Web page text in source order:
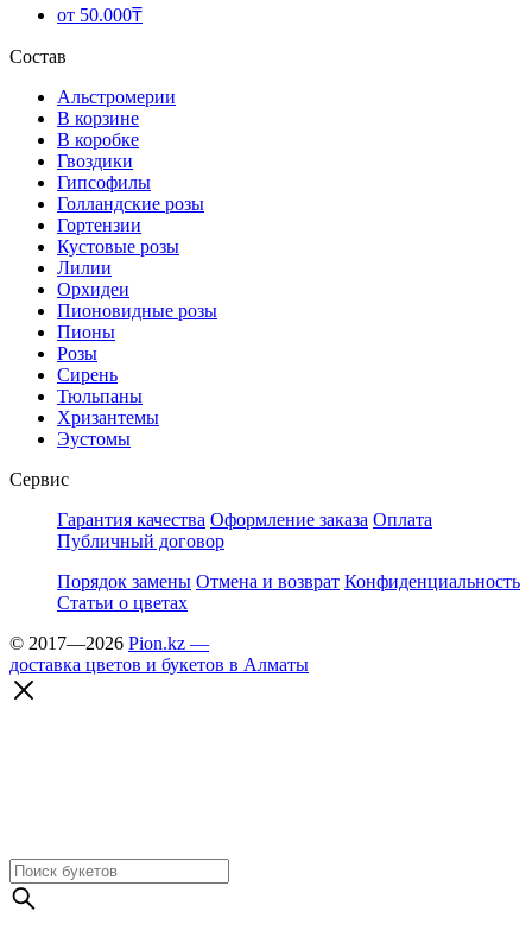
от 50.000₸
Состав
Альстромерии
В корзине
В коробке
Гвоздики
Гипсофилы
Голландские розы
Гортензии
Кустовые розы
Лилии
Орхидеи
Пионовидные розы
Пионы
Розы
Сирень
Тюльпаны
Хризантемы
Эустомы
Сервис
Гарантия качества Оформление заказа Оплата
Публичный договор
Порядок замены Отмена и возврат Конфиденциальность
Статьи о цветах
© 2017—2026 Pion.kz —
доставка цветов и букетов в Алматы